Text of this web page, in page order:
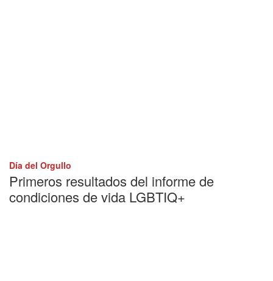
Día del Orgullo
Primeros resultados del informe de
condiciones de vida LGBTIQ+